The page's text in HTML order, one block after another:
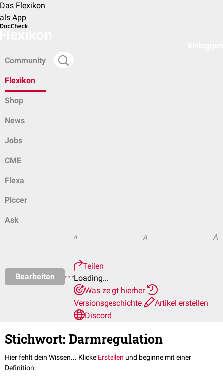
Das Flexikon
als App
Community
Flexikon
Shop
News
Jobs
CME
Flexa
Piccer
Ask
Bearbeiten
A A A
Teilen
Loading...
Was zeigt hierher
Versionsgeschichte
Artikel erstellen
Discord
Stichwort: Darmregulation
Hier fehlt dein Wissen... Klicke Erstellen und beginne mit einer
Definition.